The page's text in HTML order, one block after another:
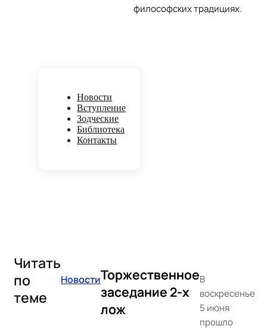
философских традициях.
Новости
Вступление
Зодческие
Библиотека
Контакты
Читать
по
теме
НовостиТоржественное
заседание 2-х
лож
В
воскресенье
5 июня
прошло